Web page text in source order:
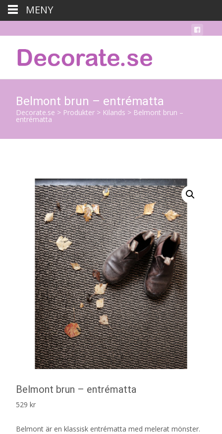
Belmont brun – entrématta
Decorate.se > Produkter > Kilands > Belmont brun –
entrématta
Belmont brun – entrématta
529 kr
Belmont är en klassisk entrématta med melerat mönster.
MENY